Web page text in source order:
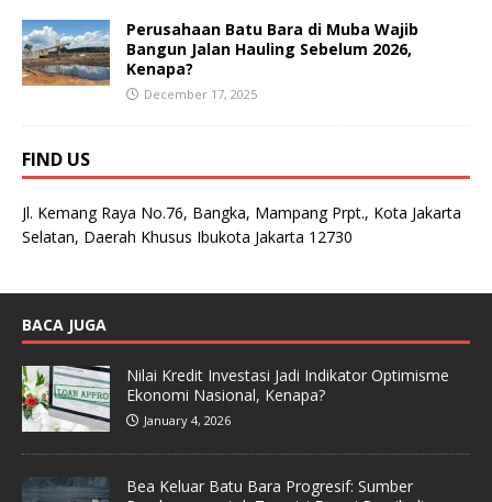
Perusahaan Batu Bara di Muba Wajib
Bangun Jalan Hauling Sebelum 2026,
Kenapa?
December 17, 2025
FIND US
Jl. Kemang Raya No.76, Bangka, Mampang Prpt., Kota Jakarta
Selatan, Daerah Khusus Ibukota Jakarta 12730
BACA JUGA
Nilai Kredit Investasi Jadi Indikator Optimisme
Ekonomi Nasional, Kenapa?
January 4, 2026
Bea Keluar Batu Bara Progresif: Sumber